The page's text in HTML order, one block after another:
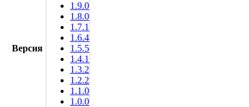
Версия
1.9.0
1.8.0
1.7.1
1.6.4
1.5.5
1.4.1
1.3.2
1.2.2
1.1.0
1.0.0